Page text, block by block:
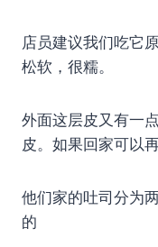
店员建议我们吃它
松软，很糯。
外面这层皮又有一
皮。如果回家可以
他们家的吐司分为
的